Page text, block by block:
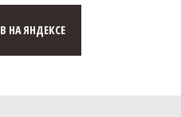
НА ЯНДЕКСЕ